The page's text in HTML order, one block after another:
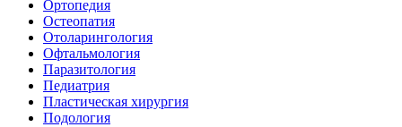
Ортопедия
Остеопатия
Отоларингология
Офтальмология
Паразитология
Педиатрия
Пластическая хирургия
Подология